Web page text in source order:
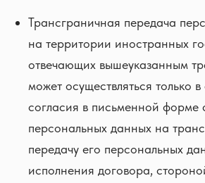
Трансграничная передача
на территории иностранных
отвечающих вышеуказанным
может осуществляться только
согласия в письменной форме
персональных данных на
передачу его персональных
исполнения договора,